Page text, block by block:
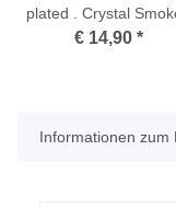
Informationen zum
plated . Crystal
Topaz
€ 14,90 *